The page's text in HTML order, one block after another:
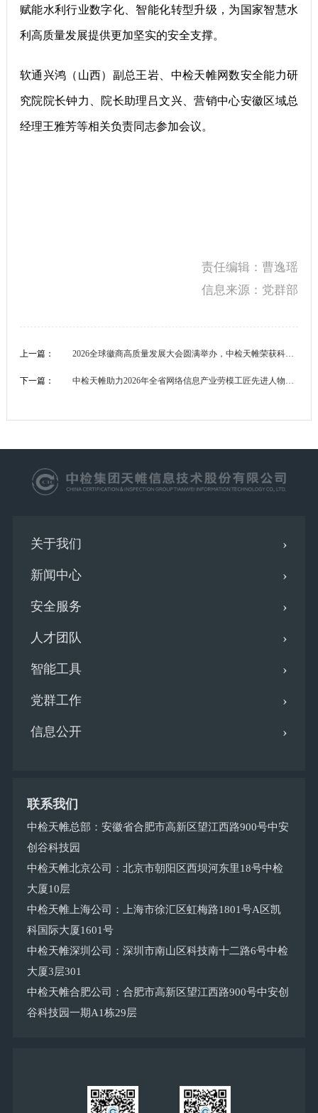
赋能水利行业数字化、智能化转型升级，为国家智慧水
利高质量发展提供更加坚实的安全支撑。
软通兴鸿（山西）副总王岩、中检天帷网数安全能力研
究院院长钟力、院长助理吕文兴、营销中心安徽区域总
经理王雅芳等相关负责同志参加会议。
责任编辑：曹逸瑶
信息来源：党群部
上一篇： 2026全球徽商高质量发展大会圆满举办，中检天帷荣获科技创新奖
下一篇： 中检天帷助力2026年全省网络信息产业劳模工匠先进人物关爱礼遇活动圆满举办
关于我们
新闻中心
安全服务
人才团队
智能工具
党群工作
信息公开
联系我们
中检天帷总部：安徽省合肥市高新区望江西路900号中安
创谷科技园
中检天帷北京公司：北京市朝阳区西坝河东里18号中检
大厦10层
中检天帷上海公司：上海市徐汇区虹梅路1801号A区凯
科国际大厦1601号
中检天帷深圳公司：深圳市南山区科技南十二路6号中检
大厦3层301
中检天帷合肥公司：合肥市高新区望江西路900号中安创
谷科技园一期A1栋29层